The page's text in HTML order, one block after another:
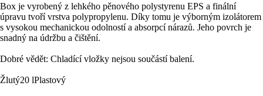
Box je vyrobený z lehkého pěnového polystyrenu EPS a finální
úpravu tvoří vrstva polypropylenu. Díky tomu je výborným izolátorem
s vysokou mechanickou odolností a absorpcí nárazů. Jeho povrch je
snadný na údržbu a čištění.
Dobré vědět: Chladící vložky nejsou součástí balení.
Žlutý20 lPlastový